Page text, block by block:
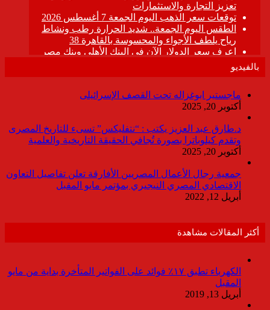
بالفيديو
ماجستير ابوغزاله تحت القصف الإسرائيلى
أكتوبر 20, 2025
د.طارق عبد العزيز يكتب : “نتفليكس” تسىء للتاريخ المصرى
وتقدم كيلوباترا بصورة تُجافي الحقيقة التاريخية والعلمية
أكتوبر 20, 2025
جمعية رجال الأعمال المصريين الأفارقة تعلن تفاصيل التعاون
الاقتصادي المصري النيجيري بمؤتمر مايو المقبل
أبريل 12, 2022
أكثر المقالات مشاهدة
الكهرباء تطبق ١٧٪ فوائد على الفواتير المتأخرة بداية من مايو
المقبل
أبريل 13, 2019